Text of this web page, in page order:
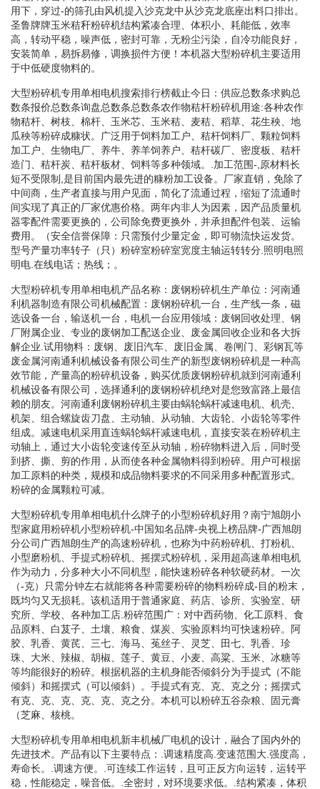
用下，穿过-的筛孔由风机提入沙克龙中从沙克龙底座出料口排出。
圣鲁牌牌玉米秸秆粉碎机结构紧凑合理、体积小、耗能低，效率
高，转动平稳，噪声低，密封可靠，无粉尘污染，自冷功能良好，
安装简单，易拆易修，调换损件方便！本机器大型粉碎机主要适用
于中低硬度物料的。
大型粉碎机专用单相电机搜索排行榜截止今日：供应总数条求购总
数条报价总数条询盘总数条总数条农作物秸杆粉碎机用途:各种农作
物秸杆、树枝、棉杆、玉米芯、玉米秸、麦秸、稻草、花生秧、地
瓜秧等粉碎成糠状。广泛用于饲料加工户、秸杆饲料厂、颗粒饲料
加工户、生物电厂、养牛、养羊饲养户、秸杆碳厂、密度板、秸杆
造门、秸杆炭、秸杆板材、饲料等多种领域。.加工范围-,原材料长
短不受限制,是目前国内最先进的糠粉加工设备。厂家直销，免除了
中间商，生产者直接与用户见面，简化了流通过程，缩短了流通时
间实现了真正的厂家优惠价格。两年内非人为因素，因产品质量机
器零配件需要更换的，公司除免费更换外，并承担配件包装、运输
费用。（安全信誉保障：只需预付少量定金，即可物流快运发货。
型号产量功率转子（只）粉碎室粉碎室宽度主轴运转转分.照明电照
明电.在线电话；热线；。
大型粉碎机专用单相电机产品名称：废钢粉碎机生产单位：河南通
利机器制造有限公司机械配置：废钢粉碎机一台，生产线一条，磁
选设备一台，输送机一台，电机一台应用领域：废钢回收处理、钢
厂附属企业、专业的废钢加工配送企业、废金属回收企业和各大拆
解企业.试用物料：废钢、废旧汽车、废旧金属、卷闸门、彩钢瓦等
废金属河南通利机械设备有限公司生产的新型废钢粉碎机是一种高
效节能，产量高的粉碎机设备，购买优质废钢粉碎机就到河南通利
机械设备有限公司，选择通利的废钢粉碎机绝对是您致富路上最信
赖的朋友。河南通利废钢粉碎机主要由蜗轮蜗杆减速电机、机壳、
机架、组合螺旋齿刀盘、主动轴、从动轴、大齿轮、小齿轮等零件
组成。减速电机采用直连蜗轮蜗杆减速电机，直接安装在粉碎机主
动轴上，通过大小齿轮变速传至从动轴，粉碎物料进入后，同时受
到挤、撕、剪的作用，从而使各种金属物料得到粉碎。用户可根据
加工原料的种类，规模和成品物料要求的不同采用多种配置形式。
粉碎的金属颗粒可减。
大型粉碎机专用单相电机什么牌子的小型粉碎机好用？南宁旭朗小
型家庭用粉碎机小型粉碎机-中国知名品牌-央视上榜品牌-广西旭朗
分公司广西旭朗生产的高速粉碎机，也称为中药粉碎机、打粉机、
小型磨粉机、手提式粉碎机、摇摆式粉碎机，采用超高速单相电机
作为动力，分多种大小不同机型，能快速粉碎各种软硬药材。一次
（-克）只需分钟左右就能将各种需要粉碎的物料粉碎成-目的粉末，
既均匀又无损耗。该机适用于普通家庭、药店、诊所、实验室、研
究所、学校、各种加工店.粉碎范围广：对中西药物、化工原料、食
品原料、白芨子、土壤、粮食、煤炭、实验原料均可快速粉碎。阿
胶、乳香、黄芪、三七、海马、菟丝子、灵芝、田七、乳香、珍
珠、大米、辣椒、胡椒、莲子、黄豆、小麦、高粱、玉米、冰糖等
等均能很好的粉碎。根据机器的主机身能否倾斜分为手提式（不能
倾斜）和摇摆式（可以倾斜）。手提式有克、克、克之分；摇摆式
有克、克、克、克、克、克之分。本机可以粉碎五谷杂粮、固元膏
（芝麻、核桃。
大型粉碎机专用单相电机新丰机械厂电机的设计，融合了国内外的
先进技术。产品有以下主要特点：.调速精度高.变速范围大.强度高，
寿命长。.调速方便。.可连续工作运转，且可正反方向运转，运转平
稳，性能稳定，噪音低。.全密封，对环境要求低。.结构紧凑，体积